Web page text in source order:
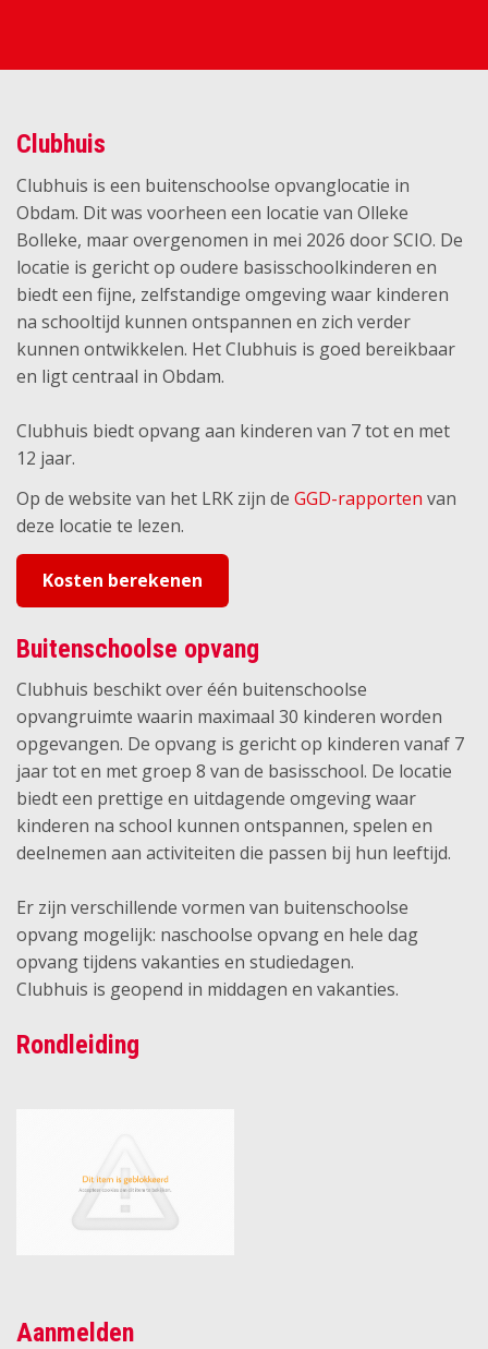
Clubhuis
Clubhuis is een buitenschoolse opvanglocatie in
Obdam. Dit was voorheen een locatie van Olleke
Bolleke, maar overgenomen in mei 2026 door SCIO. De
locatie is gericht op oudere basisschoolkinderen en
biedt een fijne, zelfstandige omgeving waar kinderen
na schooltijd kunnen ontspannen en zich verder
kunnen ontwikkelen. Het Clubhuis is goed bereikbaar
en ligt centraal in Obdam.
Clubhuis biedt opvang aan kinderen van 7 tot en met
12 jaar.
Op de website van het LRK zijn de GGD-rapporten van
deze locatie te lezen.
Kosten berekenen
Buitenschoolse opvang
Clubhuis beschikt over één buitenschoolse
opvangruimte waarin maximaal 30 kinderen worden
opgevangen. De opvang is gericht op kinderen vanaf 7
jaar tot en met groep 8 van de basisschool. De locatie
biedt een prettige en uitdagende omgeving waar
kinderen na school kunnen ontspannen, spelen en
deelnemen aan activiteiten die passen bij hun leeftijd.
Er zijn verschillende vormen van buitenschoolse
opvang mogelijk: naschoolse opvang en hele dag
opvang tijdens vakanties en studiedagen.
Clubhuis is geopend in middagen en vakanties.
Rondleiding
Aanmelden